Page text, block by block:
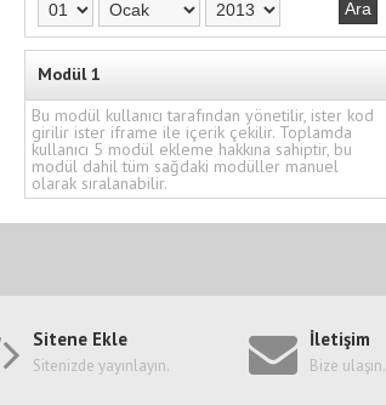
Modül 1
Bu modül kullanıcı tarafından yönetilir, ister kod
girilir ister iframe ile içerik çekilir. Toplamda
kullanıcı 5 modül ekleme hakkına sahiptir, bu
modül dahil tüm sağdaki modüller manuel
olarak sıralanabilir.
Sitene Ekle
Sitenizde yayınlayın.
İletişim
Bize ulaşın.